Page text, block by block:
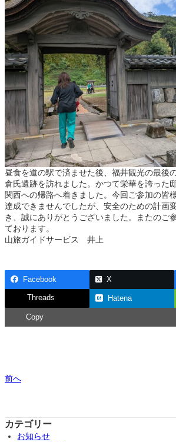
昼食を道の駅で済ませた後、福井観光の最後
倉氏遺跡を訪れました。かつて栄華を誇った
関西への帰路へ着きました。今回ご参加の皆
達成できませんでしたが、安全のための計画
き、誠にありがとうございました。またのご
ております。
山旅ガイドサービス 井上
Facebook X
Threads Hatena
Copy
前へ
カテゴリー
お知らせ